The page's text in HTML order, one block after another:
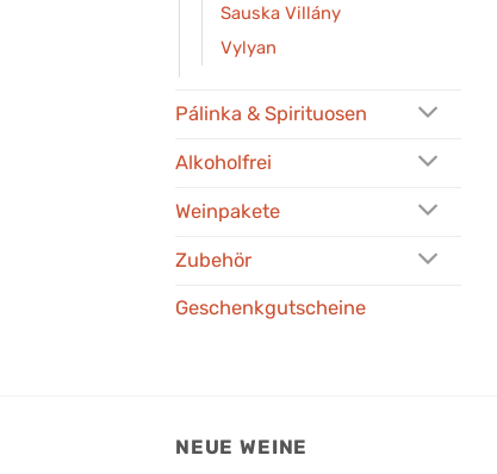
Sauska Villány
Vylyan
Pálinka & Spirituosen
Alkoholfrei
Weinpakete
Zubehör
Geschenkgutscheine
NEUE WEINE